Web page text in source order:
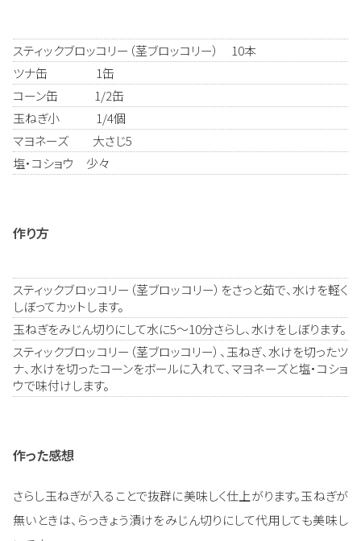
スティックブロッコリー（茎ブロッコリー） 10本
ツナ缶 1缶
コーン缶 1/2缶
玉ねぎ小 1/4個
マヨネーズ 大さじ5
塩・コショウ 少々
作り方
スティックブロッコリー（茎ブロッコリー）をさっと茹で、水けを軽く
しぼってカットします。
玉ねぎをみじん切りにして水に5～10分さらし、水けをしぼります。
スティックブロッコリー（茎ブロッコリー）、玉ねぎ、水けを切ったツ
ナ、水けを切ったコーンをボールに入れて、マヨネーズと塩・コショ
ウで味付けします。
作った感想
さらし玉ねぎが入ることで抜群に美味しく仕上がります。玉ねぎが
無いときは、らっきょう漬けをみじん切りにして代用しても美味し